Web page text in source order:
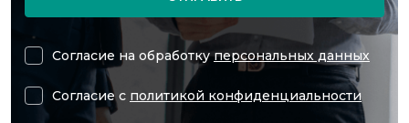
Согласие на обработкуперсональных данных
Согласие с политикой конфиденциальности